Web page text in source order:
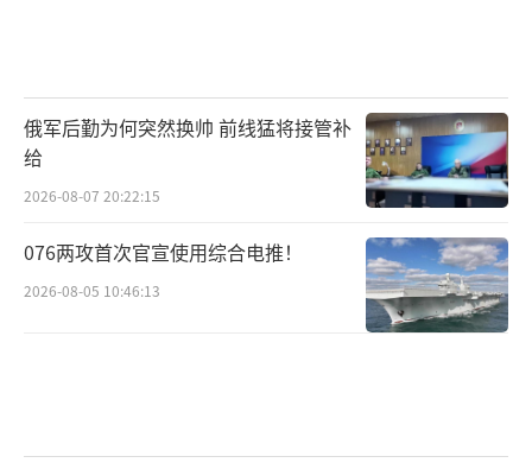
俄军后勤为何突然换帅 前线猛将接管补
给
2026-08-07 20:22:15
076两攻首次官宣使用综合电推！
2026-08-05 10:46:13